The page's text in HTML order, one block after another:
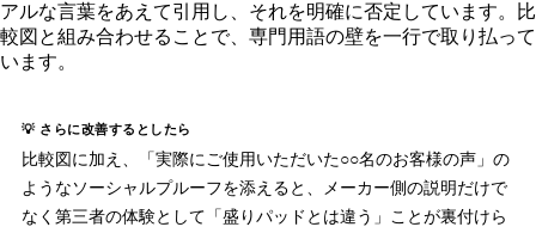
アルな言葉をあえて引用し、それを明確に否定しています。比
較図と組み合わせることで、専門用語の壁を一行で取り払って
います。
💡 さらに改善するとしたら
比較図に加え、「実際にご使用いただいた○○名のお客様の声」の
ようなソーシャルプルーフを添えると、メーカー側の説明だけで
なく第三者の体験として「盛りパッドとは違う」ことが裏付けら